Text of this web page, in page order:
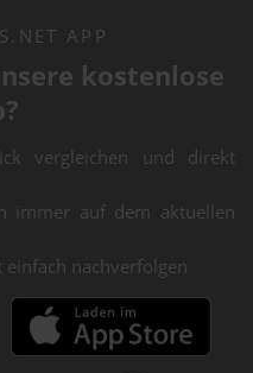
APP
kostenlose
vergleichen und direkt
immer auf dem aktuellen
nachverfolgen